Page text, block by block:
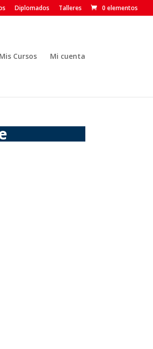
Diplomados Talleres 0 elementos
Mis Cursos Mi cuenta